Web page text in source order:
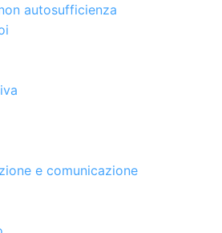
autosufficienza
e comunicazione